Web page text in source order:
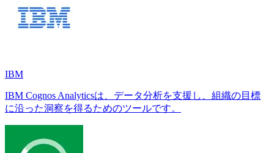
IBM
IBM Cognos Analyticsは、データ分析を支援し、組織の目標
に沿った洞察を得るためのツールです。